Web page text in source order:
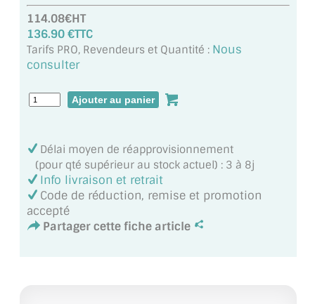
MIROIR POUR PORTE
MIROIR DE SALLE DE BAIN
MIROIR PAROI DE DOUCHE
MIROIR POUR SALLE DE SPORT
MIROIR ENCADRÉ
MIROIR TV
VERRE SUR MESURE
114.08€HT
136.90 €TTC
Tarifs PRO, Revendeurs et Quantité : Nous
consulter
Délai moyen de réapprovisionnement
(pour qté supérieur au stock actuel) : 3 à 8j
Info livraison et retrait
Code de réduction, remise et promotion
accepté
Partager cette fiche article